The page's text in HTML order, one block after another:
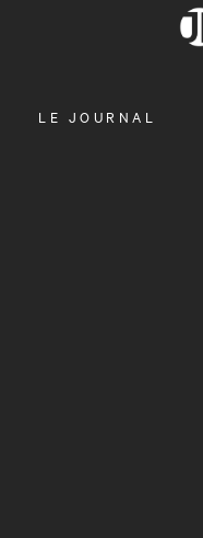
OUVRIR
LE JOURNAL